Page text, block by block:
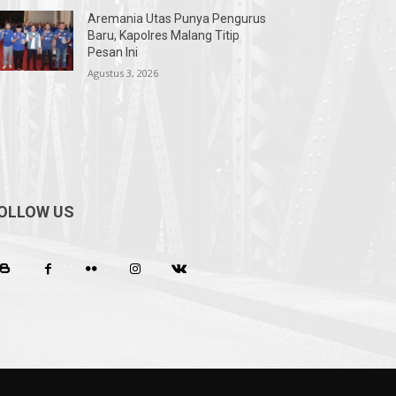
Aremania Utas Punya Pengurus
Baru, Kapolres Malang Titip
Pesan Ini
Agustus 3, 2026
US